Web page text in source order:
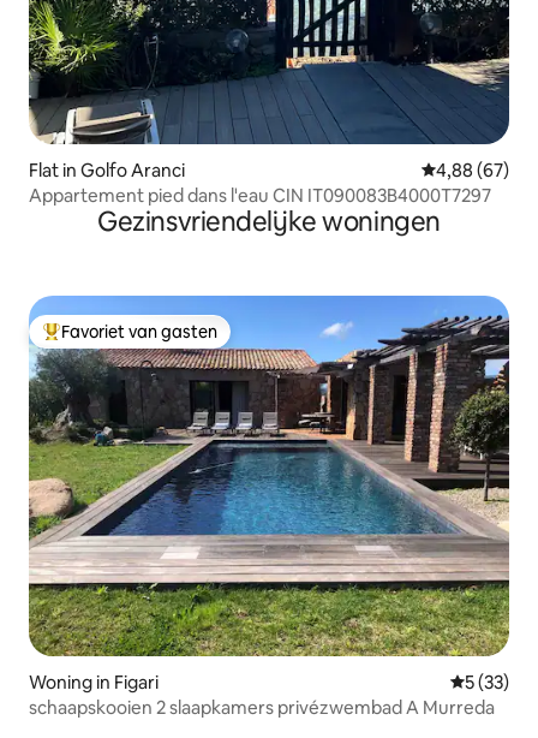
Flat in Golfo Aranci Gemiddelde
4,88 (67)
Appartement pied dans l'eau CIN IT090083B4000T7297
Gezinsvriendelijke woningen
Topfavoriet van gasten
Favoriet van gasten
Woning in Figari
5 (33)
schaapskooien 2 slaapkamers privézwembad A Murreda